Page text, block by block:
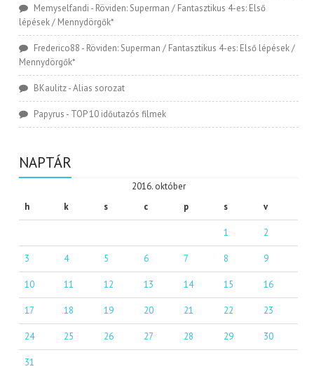
Memyselfandi - Röviden: Superman / Fantasztikus 4-es: Első
lépések / Mennydörgők*
Frederico88 - Röviden: Superman / Fantasztikus 4-es: Első lépések /
Mennydörgők*
BKaulitz-Alias sorozat
Papyrus - TOP 10 időutazós filmek
NAPTÁR
2016. október
h
k s c p s v
1 2
3 4 5 6 7 8 9
10 11 12 13 14 15 16
17 18 19 20 21 22 23
24 25 26 27 28 29 30
31